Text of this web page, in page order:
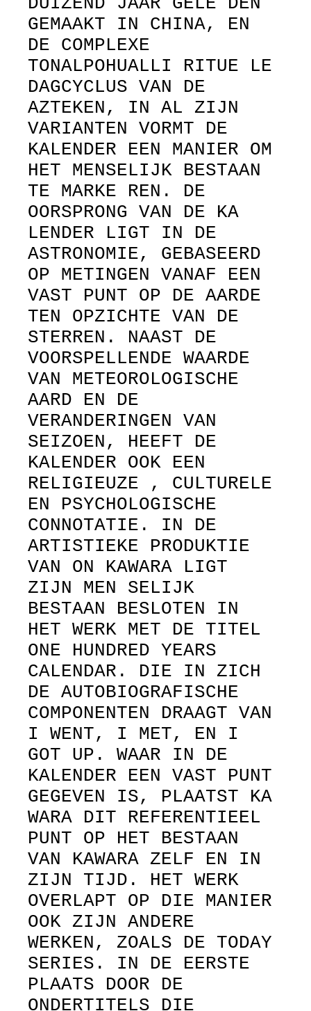
GEMAAKT IN CHINA, EN
DE COMPLEXE
TONALPOHUALLI RITUE LE
DAGCYCLUS VAN DE
AZTEKEN, IN AL ZIJN
VARIANTEN VORMT DE
KALENDER EEN MANIER OM
HET MENSELIJK BESTAAN
TE MARKE REN. DE
OORSPRONG VAN DE KA
LENDER LIGT IN DE
ASTRONOMIE, GEBASEERD
OP METINGEN VANAF EEN
VAST PUNT OP DE AARDE
TEN OPZICHTE VAN DE
STERREN. NAAST DE
VOORSPELLENDE WAARDE
VAN METEOROLOGISCHE
AARD EN DE
VERANDERINGEN VAN
SEIZOEN, HEEFT DE
KALENDER OOK EEN
RELIGIEUZE , CULTURELE
EN PSYCHOLOGISCHE
CONNOTATIE. IN DE
ARTISTIEKE PRODUKTIE
VAN ON KAWARA LIGT
ZIJN MEN SELIJK
BESTAAN BESLOTEN IN
HET WERK MET DE TITEL
ONE HUNDRED YEARS
CALENDAR. DIE IN ZICH
DE AUTOBIOGRAFISCHE
COMPONENTEN DRAAGT VAN
I WENT, I MET, EN I
GOT UP. WAAR IN DE
KALENDER EEN VAST PUNT
GEGEVEN IS, PLAATST KA
WARA DIT REFERENTIEEL
PUNT OP HET BESTAAN
VAN KAWARA ZELF EN IN
ZIJN TIJD. HET WERK
OVERLAPT OP DIE MANIER
OOK ZIJN ANDERE
WERKEN, ZOALS DE TODAY
SERIES. IN DE EERSTE
PLAATS DOOR DE
ONDERTITELS DIE